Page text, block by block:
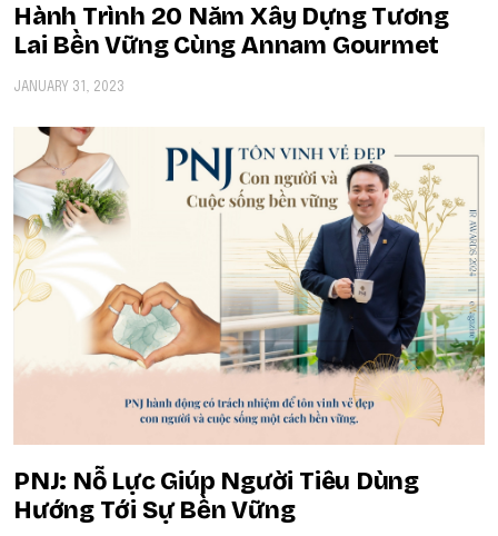
Hành Trình 20 Năm Xây Dựng Tương
Lai Bền Vững Cùng Annam Gourmet
JANUARY 31, 2023
​​PNJ: Nỗ Lực Giúp Người Tiêu Dùng
Hướng Tới Sự Bền Vững